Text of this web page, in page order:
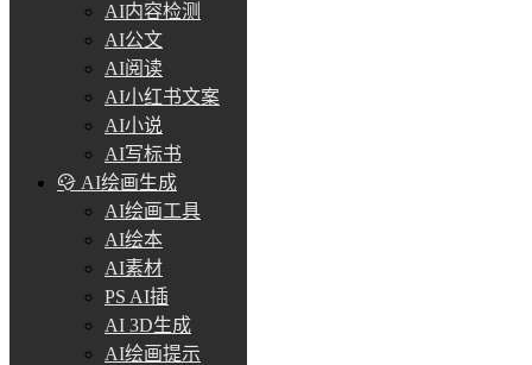
AI内容检测
AI公文
AI阅读
AI小红书文案
AI小说
AI写标书
AI绘画生成
AI绘画工具
AI绘本
AI素材
PS AI插
AI 3D生成
AI绘画提示